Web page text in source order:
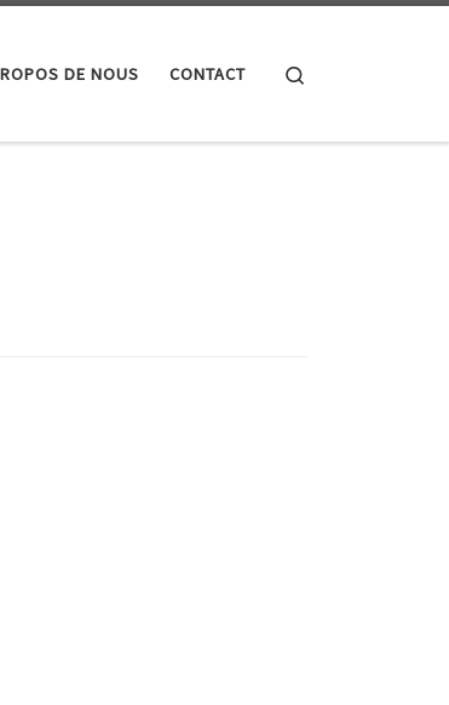
DE NOUS CONTACT